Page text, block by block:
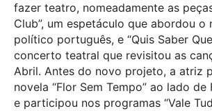
fazer teatro, nomeadamente as
Club”, um espetáculo que abordou o
político português, e “Quis Saber
concerto teatral que revisitou as
Abril. Antes do novo projeto, a atriz
novela “Flor Sem Tempo” ao lado de
e participou nos programas “Vale